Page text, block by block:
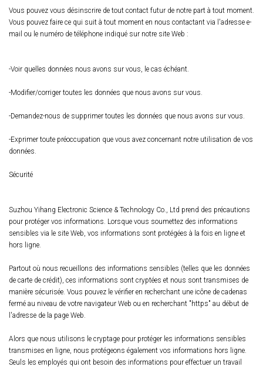
Vous pouvez vous désinscrire de tout contact futur de notre part à tout moment.
Vous pouvez faire ce qui suit à tout moment en nous contactant via l'adresse e-
mail ou le numéro de téléphone indiqué sur notre site Web :
-Voir quelles données nous avons sur vous, le cas échéant.
-Modifier/corriger toutes les données que nous avons sur vous.
-Demandez-nous de supprimer toutes les données que nous avons sur vous.
-Exprimer toute préoccupation que vous avez concernant notre utilisation de vos
données.
Sécurité
Suzhou Yihang Electronic Science & Technology Co., Ltd prend des précautions
pour protéger vos informations. Lorsque vous soumettez des informations
sensibles via le site Web, vos informations sont protégées à la fois en ligne et
hors ligne.
Partout où nous recueillons des informations sensibles (telles que les données
de carte de crédit), ces informations sont cryptées et nous sont transmises de
manière sécurisée. Vous pouvez le vérifier en recherchant une icône de cadenas
fermé au niveau de votre navigateur Web ou en recherchant "https" au début de
l'adresse de la page Web.
Alors que nous utilisons le cryptage pour protéger les informations sensibles
transmises en ligne, nous protégeons également vos informations hors ligne.
Seuls les employés qui ont besoin des informations pour effectuer un travail